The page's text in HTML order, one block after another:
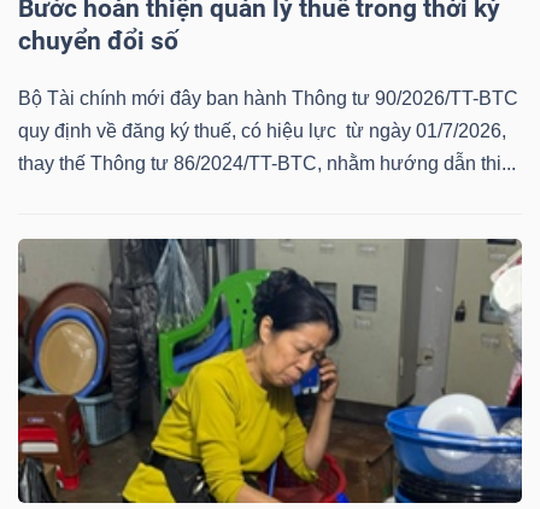
Bước hoàn thiện quản lý thuế trong thời kỳ
chuyển đổi số
Bộ Tài chính mới đây ban hành Thông tư 90/2026/TT-BTC
quy định về đăng ký thuế, có hiệu lực từ ngày 01/7/2026,
thay thế Thông tư 86/2024/TT-BTC, nhằm hướng dẫn thi...
TIN
DỊCH
TIỆN
ÍCH